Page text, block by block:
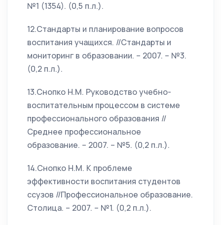
№1 (1354). (0,5 п.л.).
12.Стандарты и планирование вопросов
воспитания учащихся. //Стандарты и
мониторинг в образовании. – 2007. – №3.
(0,2 п.л.).
13.Снопко Н.М. Руководство учебно-
воспитательным процессом в системе
профессионального образования //
Среднее профессиональное
образование. – 2007. – №5. (0,2 п.л.).
14.Снопко Н.М. К проблеме
эффективности воспитания студентов
ссузов //Профессиональное образование.
Столица. – 2007. – №1. (0,2 п.л.).